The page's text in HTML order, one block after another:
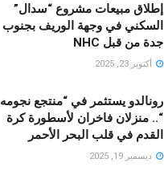
إطلاق مبيعات مشروع “سدال”
السكني في وجهة الوريف بجنوب
جدة من قبل NHC
أكتوبر 23, 2025
رونالدو يستثمر في “منتجع نجومه
“.. منزلان فاخران لأسطورة كرة
القدم في قلب البحر الأحمر
ديسمبر 19, 2025